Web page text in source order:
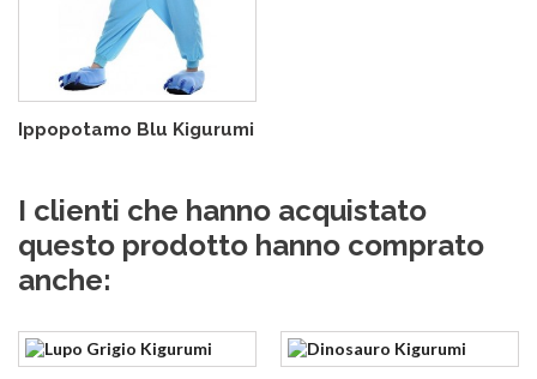
Ippopotamo Blu Kigurumi
I clienti che hanno acquistato
questo prodotto hanno comprato
anche: